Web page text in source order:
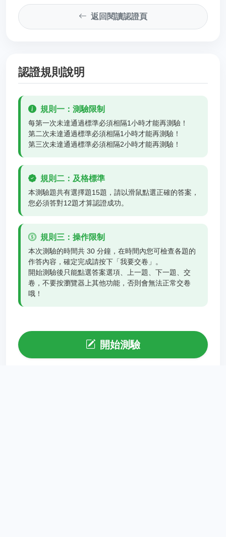
返回閱讀認證頁
認證規則說明
規則一：測驗限制
每第一次未達通過標準必須相隔1小時才能再測驗！
第二次未達通過標準必須相隔1小時才能再測驗！
第三次未達通過標準必須相隔2小時才能再測驗！
規則二：及格標準
本測驗題共有選擇題15題，請以滑鼠點選正確的答案，
您必須答對12題才算認證成功。
規則三：操作限制
本次測驗的時間共 30 分鐘，在時間內您可檢查各題的
作答內容，確定完成請按下「我要交卷」。
開始測驗後只能點選答案選項、上一題、下一題、交
卷，不要按瀏覽器上其他功能，否則會無法正常交卷
哦！
開始測驗